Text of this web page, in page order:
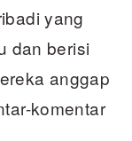
yang
dan berisi
anggap
komentar